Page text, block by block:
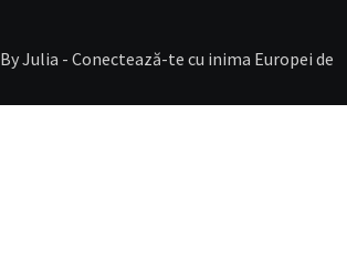
By Julia - Conectează-te cu inima Europei de